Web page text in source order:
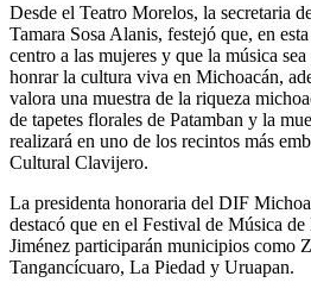
Desde el Teatro Morelos, la secretaria
Tamara Sosa Alanis, festejó que, en
centro a las mujeres y que la música
honrar la cultura viva en Michoacán,
valora una muestra de la riqueza
de tapetes florales de Patamban y la
realizará en uno de los recintos más
Cultural Clavijero.
La presidenta honoraria del DIF
destacó que en el Festival de Música
Jiménez participarán municipios como
Tangancícuaro, La Piedad y Uruapan.